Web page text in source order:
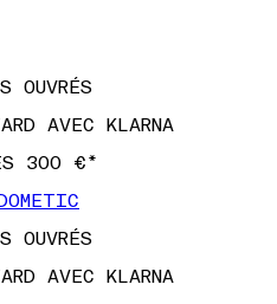
OUVRÉS
AVEC KLARNA
300 €*
OUVRÉS
AVEC KLARNA